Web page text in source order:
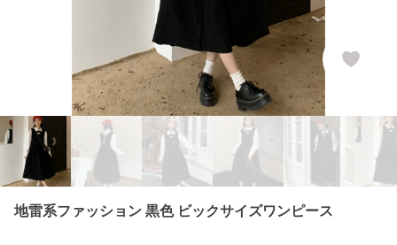
地雷系ファッション 黒色 ビックサイズワンピース